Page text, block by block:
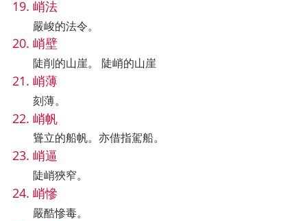
峭法
嚴峻的法令。
峭壁
陡削的山崖。 陡峭的山崖
峭薄
刻薄。
峭帆
聳立的船帆。亦借指駕船。
峭逼
陡峭狹窄。
峭慘
嚴酷慘毒。